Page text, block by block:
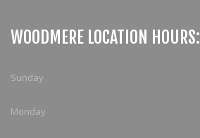
WOODMERE LOCATION HOURS:
Sunday
Monday